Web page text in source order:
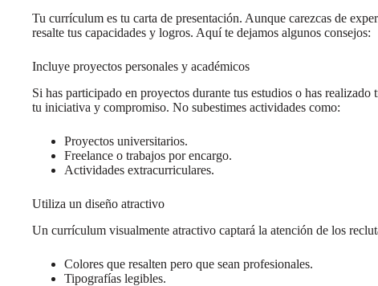
Tu currículum es tu carta de presentación. Aunque carezcas de
resalte tus capacidades y logros. Aquí te dejamos algunos consejos:
Incluye proyectos personales y académicos
Si has participado en proyectos durante tus estudios o has
tu iniciativa y compromiso. No subestimes actividades como:
Proyectos universitarios.
Freelance o trabajos por encargo.
Actividades extracurriculares.
Utiliza un diseño atractivo
Un currículum visualmente atractivo captará la atención de los
Colores que resalten pero que sean profesionales.
Tipografías legibles.